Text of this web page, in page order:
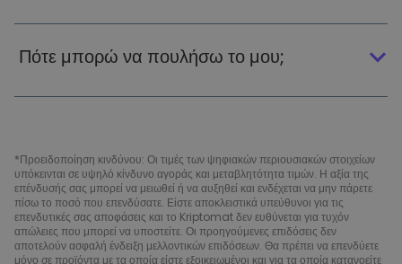
Πότε μπορώ να πουλήσω το μου;
*Προειδοποίηση κινδύνου: Οι τιμές των ψηφιακών περιουσιακών στοιχείων
υπόκεινται σε υψηλό κίνδυνο αγοράς και μεταβλητότητα τιμών. Η αξία της
επένδυσής σας μπορεί να μειωθεί ή να αυξηθεί και ενδέχεται να μην πάρετε
πίσω το ποσό που επενδύσατε. Είστε αποκλειστικά υπεύθυνοι για τις
επενδυτικές σας αποφάσεις και το Kriptomat δεν ευθύνεται για τυχόν
απώλειες που μπορεί να υποστείτε. Οι προηγούμενες επιδόσεις δεν
αποτελούν ασφαλή ένδειξη μελλοντικών επιδόσεων. Θα πρέπει να επενδύετε
μόνο σε προϊόντα με τα οποία είστε εξοικειωμένοι και για τα οποία κατανοείτε